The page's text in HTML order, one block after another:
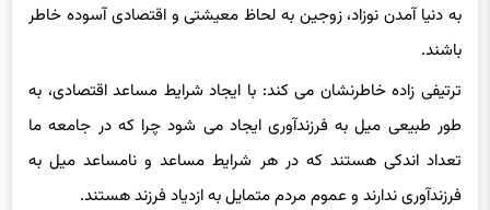
به دنیا آمدن نوزاد، زوجین به لحاظ معیشتی و اقتصادی آسوده خاطر
باشند.
ترتیفی زاده خاطرنشان می کند: با ایجاد شرایط مساعد اقتصادی، به
طور طبیعی میل به فرزندآوری ایجاد می شود چرا که در جامعه ما
تعداد اندکی هستند که در هر شرایط مساعد و نامساعد میل به
فرزندآوری ندارند و عموم مردم متمایل به ازدیاد فرزند هستند.